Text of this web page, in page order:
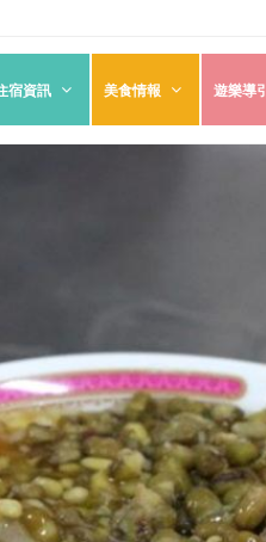
宿資訊 美食情報 遊樂導引